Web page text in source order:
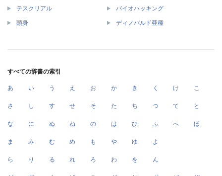
テスクリアル バイオハッキング
頭身 ディノバルド亜種
すべての辞書の索引
あ い う え お か き く け こ
さ し す せ そ た ち つ て と
な に ぬ ね の は ひ ふ へ ほ
ま み む め も や ゆ よ
ら り る れ ろ わ を ん